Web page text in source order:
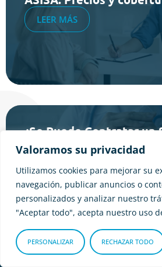
Valoramos su privacidad
Utilizamos cookies para mejorar su
navegación, publicar anuncios o
personalizados y analizar nuestro
"Aceptar todo", acepta nuestro uso
PERSONALIZAR RECHAZAR TODO
LEER MÁS
¿Se Puede Contratar un
Salud sin Carencias?
LEER MÁS